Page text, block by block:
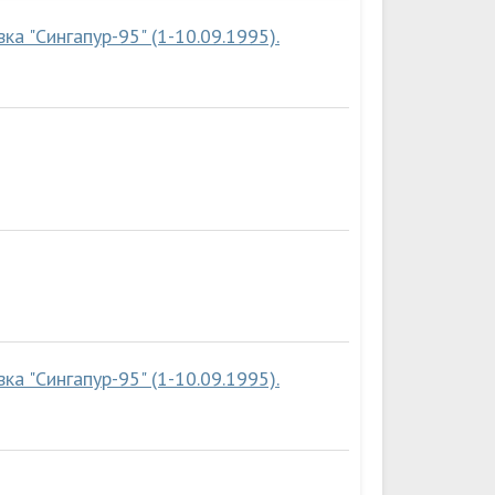
"Сингапур-95" (1-10.09.1995).
"Сингапур-95" (1-10.09.1995).